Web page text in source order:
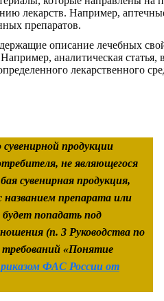
лекарств. Например,
препаратов.
описание лечебных
аналитическая статья,
лекарственного
продукции
не являющегося
сувенирная продукция,
названием препарата или
попадать под
(п. 3 Руководства по
«Понятие
ФАС России от